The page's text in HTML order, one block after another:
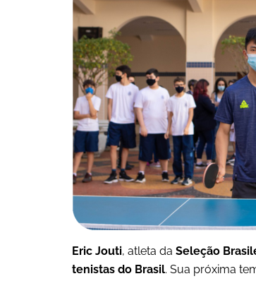
Eric Jouti, atleta da Seleção
tenistas do Brasil. Sua próxima